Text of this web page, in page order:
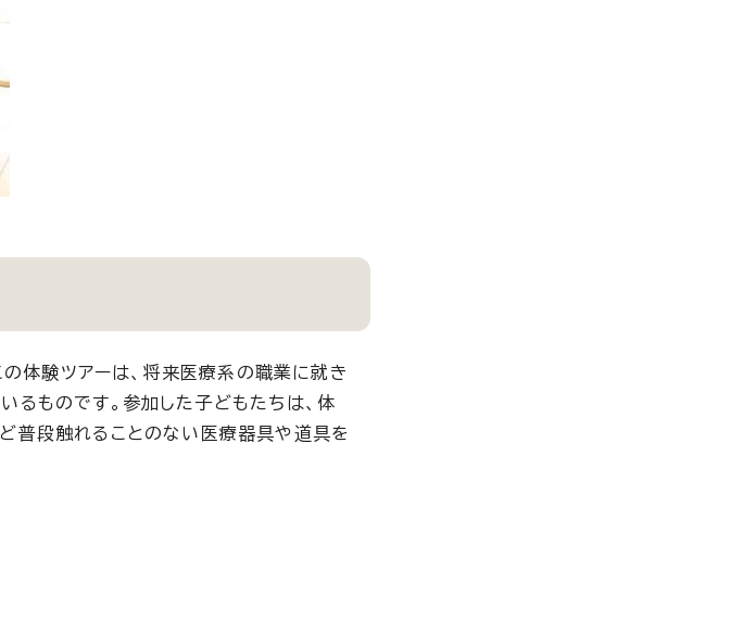
体験ツアーは、将来医療系の職業に就き
ものです。参加した子どもたちは、体
普段触れることのない医療器具や道具を